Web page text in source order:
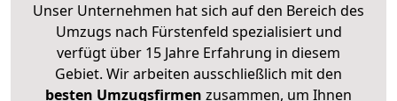
Unser Unternehmen hat sich auf den Bereich des
Umzugs nach Fürstenfeld spezialisiert und
verfügt über 15 Jahre Erfahrung in diesem
Gebiet. Wir arbeiten ausschließlich mit den
besten Umzugsfirmen zusammen, um Ihnen